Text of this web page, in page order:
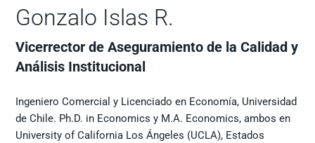
Gonzalo Islas R.
Vicerrector de Aseguramiento de la Calidad y
Análisis Institucional
Ingeniero Comercial y Licenciado en Economía, Universidad
de Chile. Ph.D. in Economics y M.A. Economics, ambos en
University of California Los Ángeles (UCLA), Estados